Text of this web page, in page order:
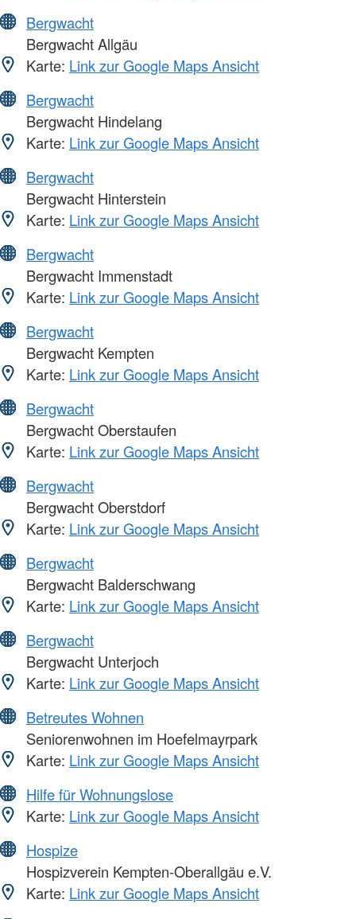
Bergwacht
Bergwacht Allgäu
Karte: Link zur Google Maps Ansicht
Bergwacht
Bergwacht Hindelang
Karte: Link zur Google Maps Ansicht
Bergwacht
Bergwacht Hinterstein
Karte: Link zur Google Maps Ansicht
Bergwacht
Bergwacht Immenstadt
Karte: Link zur Google Maps Ansicht
Bergwacht
Bergwacht Kempten
Karte: Link zur Google Maps Ansicht
Bergwacht
Bergwacht Oberstaufen
Karte: Link zur Google Maps Ansicht
Bergwacht
Bergwacht Oberstdorf
Karte: Link zur Google Maps Ansicht
Bergwacht
Bergwacht Balderschwang
Karte: Link zur Google Maps Ansicht
Bergwacht
Bergwacht Unterjoch
Karte: Link zur Google Maps Ansicht
Betreutes Wohnen
Seniorenwohnen im Hoefelmayrpark
Karte: Link zur Google Maps Ansicht
Hilfe für Wohnungslose
Karte: Link zur Google Maps Ansicht
Hospize
Hospizverein Kempten-Oberallgäu e.V.
Karte: Link zur Google Maps Ansicht